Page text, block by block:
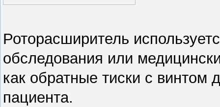
Роторасширитель
обследования или
как обратные тиски с винтом
пациента.